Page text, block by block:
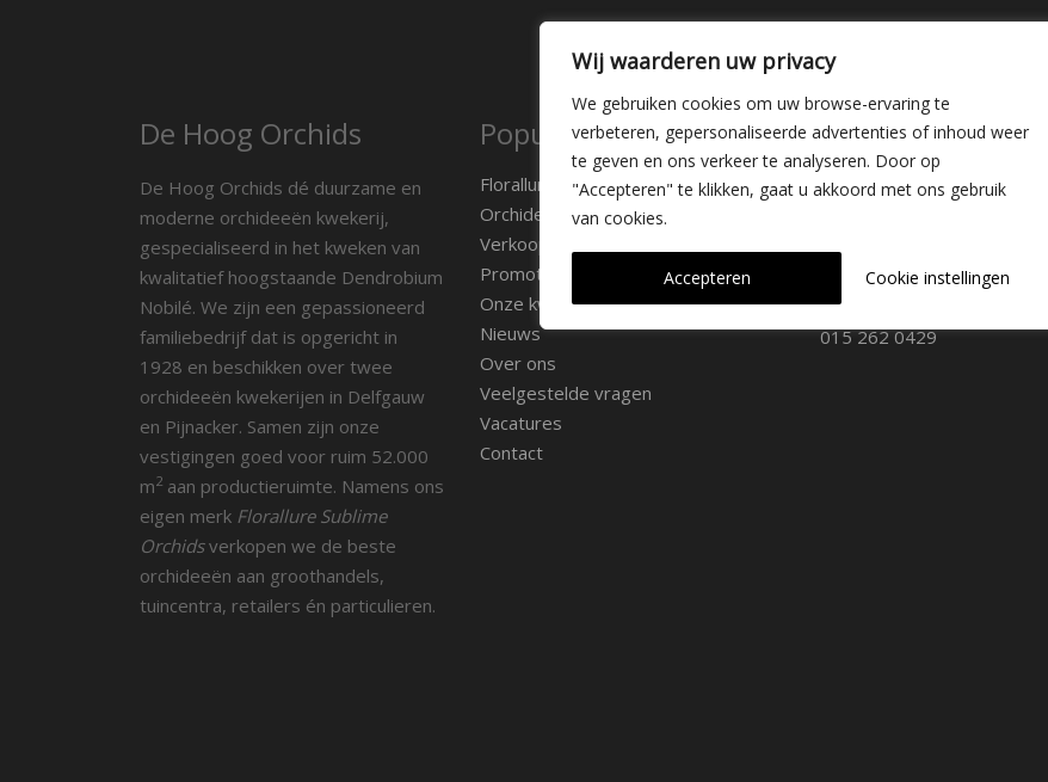
Wij waarderen uw privacy
We gebruiken cookies om uw browse-ervaring te
verbeteren, gepersonaliseerde advertenties of inhoud weer
te geven en ons verkeer te analyseren. Door op
"Accepteren" te klikken, gaat u akkoord met ons gebruik
van cookies.
Cookie instellingen
Accepteren
De Hoog Orchids
De Hoog Orchids dé duurzame en
moderne orchideeën kwekerij,
gespecialiseerd in het kweken van
kwalitatief hoogstaande Dendrobium
Nobilé. We zijn een gepassioneerd
familiebedrijf dat is opgericht in
1928 en beschikken over twee
orchideeën kwekerijen in Delfgauw
en Pijnacker. Samen zijn onze
vestigingen goed voor ruim 52.000
m2 aan productieruimte. Namens ons
eigen merk Florallure Sublime
Orchidsverkopen we de beste
orchideeën aan groothandels,
tuincentra, retailers én particulieren.
Populaire pagina's
Florallure
Orchidee soorten
Verkooppunten
Promotiemateriaal
Onze kwekerij
Nieuws
Over ons
Veelgestelde vragen
Vacatures
Contact
Kwekerij Delfgauw
Vrederustlaan 10
2645 AW Delfgauw
info@dehoogorchids.com
015 262 0429